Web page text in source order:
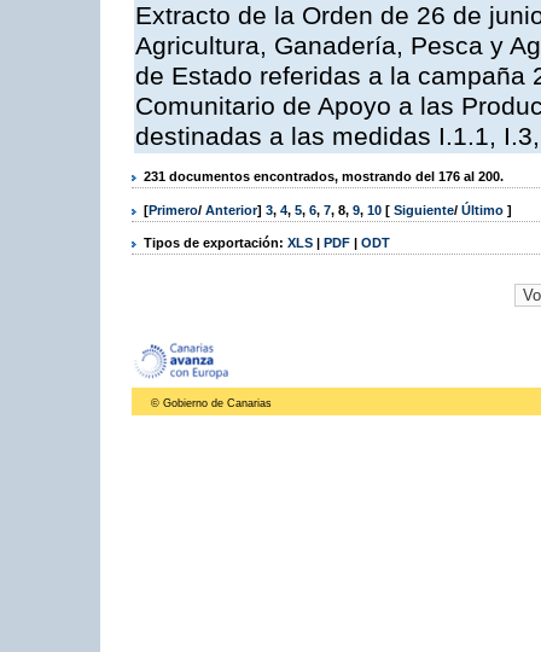
Extracto de la Orden de 26 de
Agricultura, Ganadería, Pesca y
de Estado referidas a la campaña
Comunitario de Apoyo a las
destinadas a las medidas I.1.1,
231 documentos encontrados, mostrando del 176 al 200.
[Primero/ Anterior] 3, 4, 5, 6, 7, 8, 9, 10 [ Siguiente/ Último ]
Tipos de exportación: XLS | PDF | ODT
© Gobierno de Canarias